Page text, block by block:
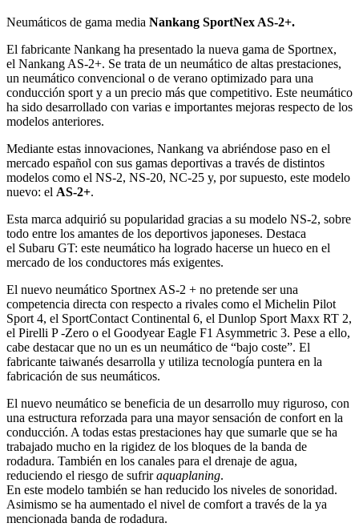
Neumáticos de gama media Nankang SportNex AS-2+.
El fabricante Nankang ha presentado la nueva gama de Sportnex,
el Nankang AS-2+. Se trata de un neumático de altas prestaciones,
un neumático convencional o de verano optimizado para una
conducción sport y a un precio más que competitivo. Este neumático
ha sido desarrollado con varias e importantes mejoras respecto de los
modelos anteriores.
Mediante estas innovaciones, Nankang va abriéndose paso en el
mercado español con sus gamas deportivas a través de distintos
modelos como el NS-2, NS-20, NC-25 y, por supuesto, este modelo
nuevo: el AS-2+.
Esta marca adquirió su popularidad gracias a su modelo NS-2, sobre
todo entre los amantes de los deportivos japoneses. Destaca
el Subaru GT: este neumático ha logrado hacerse un hueco en el
mercado de los conductores más exigentes.
El nuevo neumático Sportnex AS-2 + no pretende ser una
competencia directa con respecto a rivales como el Michelin Pilot
Sport 4, el SportContact Continental 6, el Dunlop Sport Maxx RT 2,
el Pirelli P -Zero o el Goodyear Eagle F1 Asymmetric 3. Pese a ello,
cabe destacar que no un es un neumático de “bajo coste”. El
fabricante taiwanés desarrolla y utiliza tecnología puntera en la
fabricación de sus neumáticos.
El nuevo neumático se beneficia de un desarrollo muy riguroso, con
una estructura reforzada para una mayor sensación de confort en la
conducción. A todas estas prestaciones hay que sumarle que se ha
trabajado mucho en la rigidez de los bloques de la banda de
rodadura. También en los canales para el drenaje de agua,
reduciendo el riesgo de sufriraquaplaning.
En este modelo también se han reducido los niveles de sonoridad.
Asimismo se ha aumentado el nivel de comfort a través de la ya
mencionada banda de rodadura.